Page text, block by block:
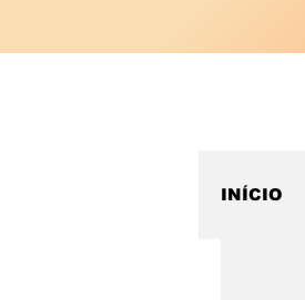
INÍCIO